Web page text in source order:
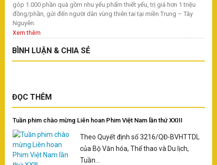
góp 1.000 phần quà gồm nhu yếu phẩm thiết yếu, trị giá hơn 1 triệu
đồng/phần, gửi đến người dân vùng thiên tai tại miền Trung – Tây
Nguyên.
Xem thêm
BÌNH LUẬN & CHIA SẺ
ĐỌC THÊM
Tuần phim chào mừng Liên hoan Phim Việt Nam lần thứ XXIII
Theo Quyết định số 3216/QĐ-BVHTTDL
của Bộ Văn hóa, Thể thao và Du lịch,
Tuần...